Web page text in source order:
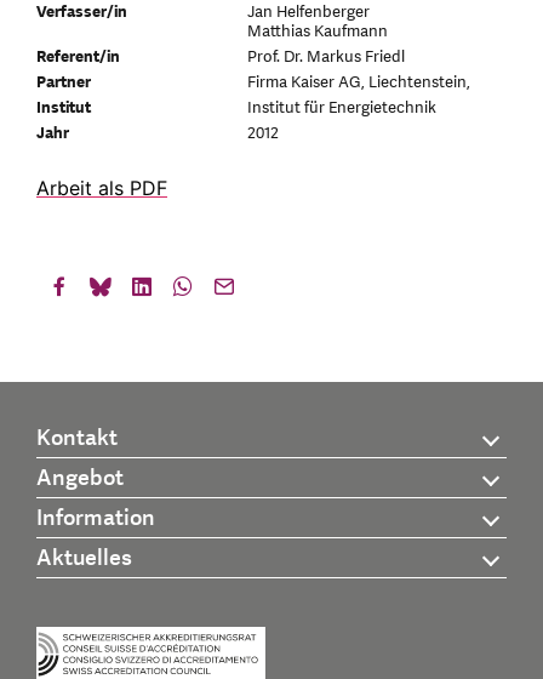
Verfasser/in
Jan Helfenberger
Matthias Kaufmann
Referent/in
Prof. Dr. Markus Friedl
Partner
Firma Kaiser AG, Liechtenstein,
Institut
Institut für Energietechnik
Jahr
2012
Arbeit als PDF
Kontakt
Angebot
Information
Aktuelles